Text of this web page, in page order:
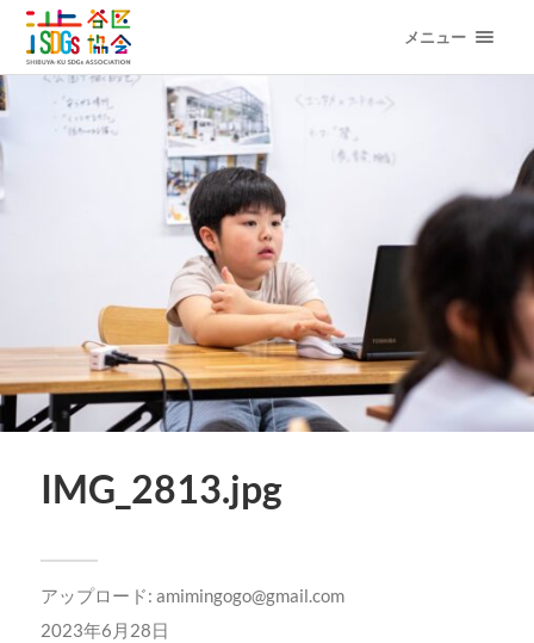
メニュー
IMG_2813.jpg
アップロード: amimingogo@gmail.com
2023年6月28日